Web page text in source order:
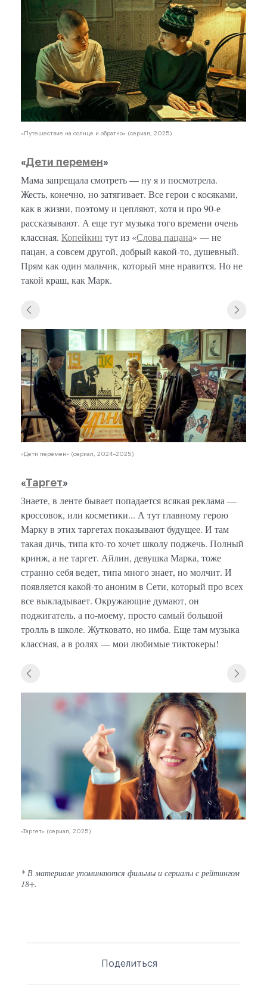
«Путешествие на солнце и обратно» (сериал, 2025)
«Дети перемен»
Мама запрещала смотреть — ну я и посмотрела.
Жесть, конечно, но затягивает. Все герои с косяками,
как в жизни, поэтому и цепляют, хотя и про 90-е
рассказывают. А еще тут музыка того времени очень
классная. Копейкин тут из «Слова пацана» — не
пацан, а совсем другой, добрый какой-то, душевный.
Прям как один мальчик, который мне нравится. Но не
такой краш, как Марк.
«Дети перемен» (сериал, 2024–2025)
«Таргет»
Знаете, в ленте бывает попадается всякая реклама —
кроссовок, или косметики... А тут главному герою
Марку в этих таргетах показывают будущее. И там
такая дичь, типа кто-то хочет школу поджечь. Полный
кринж, а не таргет. Айлин, девушка Марка, тоже
странно себя ведет, типа много знает, но молчит. И
появляется какой-то аноним в Сети, который про всех
все выкладывает. Окружающие думают, он
поджигатель, а по-моему, просто самый большой
тролль в школе. Жутковато, но имба. Еще там музыка
классная, а в ролях — мои любимые тиктокеры!
«Таргет» (сериал, 2025)
* В материале упоминаются фильмы и сериалы с рейтингом
18+.
Поделиться